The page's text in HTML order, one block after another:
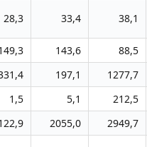
28,3 33,4 38,1
143,6 88,5
197,1 1277,7
1,5
5,1 212,5
2055,0 2949,7